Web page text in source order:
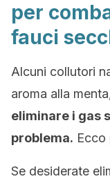
per
fauci
Alcuni collutori
aroma alla
eliminare i gas
problema. Ecco
Se desiderate